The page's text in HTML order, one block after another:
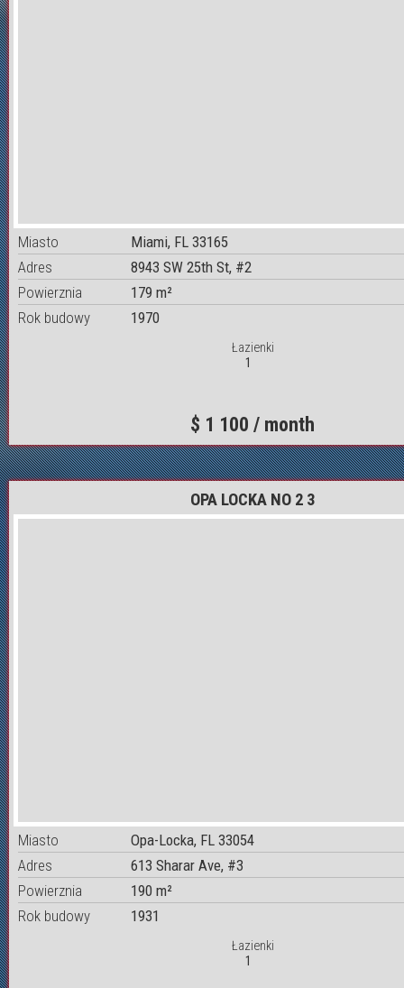
Miasto
Miami, FL 33165
Adres
8943 SW 25th St, #2
Powierznia
179 m²
Rok budowy
1970
Łazienki
1
$ 1 100 / month
OPA LOCKA NO 2 3
Miasto
Opa-Locka, FL 33054
Adres
613 Sharar Ave, #3
Powierznia
190 m²
Rok budowy
1931
Łazienki
1